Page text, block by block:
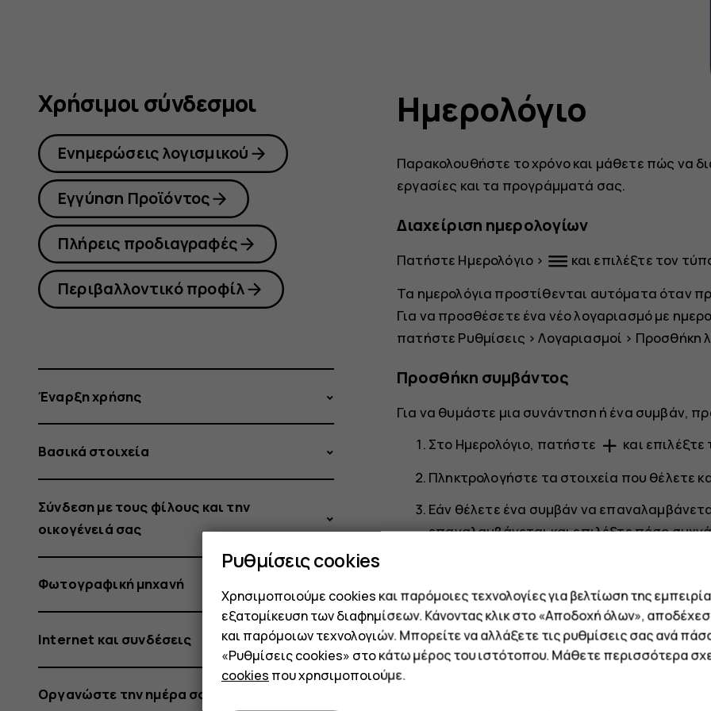
Ημερολόγιο
Παρακολουθήστε το χρόνο και μάθετε πώς να
εργασίες και τα προγράμματά σας.
Διαχείριση ημερολογίων
Πατήστε Ημερολόγιο > dehaze και επιλέξτε τον
Τα ημερολόγια προστίθενται αυτόματα όταν
Για να προσθέσετε ένα νέο λογαριασμό με
πατήστε Ρυθμίσεις >Λογαριασμοί > Προσθήκη
Προσθήκη συμβάντος
Για να θυμάστε μια συνάντηση ή ένα συμβάν,
Στο Ημερολόγιο, πατήστε add και
Πληκτρολογήστε τα στοιχεία που θέλετε
Εάν θέλετε ένα συμβάν να
επαναλαμβάνεταικαι επιλέξτε πόσο
πατήστε
Εντάξει
ΠατήστεΑποθήκευση.
Συμβουλή:Για να επεξεργαστείτε ένα
Χρήσιμοι σύνδεσμοι
Ενημερώσεις λογισμικού
Εγγύηση Προϊόντος
Πλήρεις προδιαγραφές
Περιβαλλοντικό προφίλ
Έναρξη χρήσης
Βασικά στοιχεία
Σύνδεση με τους φίλους και την
οικογένειά σας
Φωτογραφική μηχανή
Internet και συνδέσεις
Οργανώστε την ημέρα σας
Ρυθμίσεις cookies
Χρησιμοποιούμε cookies και παρόμοιες τεχνολογίες για βελτίωση της
εξατομίκευση των διαφημίσεων. Κάνοντας κλικ στο «Αποδοχή όλων»,
και παρόμοιων τεχνολογιών. Μπορείτε να αλλάξετε τις ρυθμίσεις σας ανά
«Ρυθμίσεις cookies» στο κάτω μέρος του ιστότοπου. Μάθετε περισσότερα
cookies που χρησιμοποιούμε.